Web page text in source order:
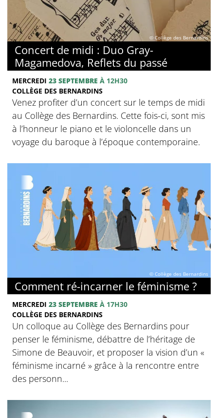
© Collège des Bernardins
Concert de midi : Duo Gray-
Magamedova, Reflets du passé
MERCREDI 23 SEPTEMBRE À 12H30
COLLÈGE DES BERNARDINS
Venez profiter d’un concert sur le temps de midi
au Collège des Bernardins. Cette fois-ci, sont mis
à l’honneur le piano et le violoncelle dans un
voyage du baroque à l’époque contemporaine.
© Collège des Bernardins
Comment ré-incarner le féminisme ?
MERCREDI 23 SEPTEMBRE À 17H30
COLLÈGE DES BERNARDINS
Un colloque au Collège des Bernardins pour
penser le féminisme, débattre de l’héritage de
Simone de Beauvoir, et proposer la vision d’un «
féminisme incarné » grâce à la rencontre entre
des personn...